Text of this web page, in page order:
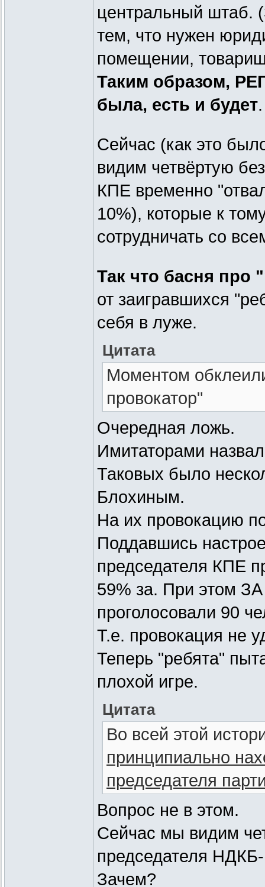
центральный штаб.
тем, что нужен
помещении,
Таким образом,
была, есть и будет.
Сейчас (как это
видим четвёртую
КПЕ временно
10%), которые к
сотрудничать со
Так что басня про
от заигравшихся
себя в луже.
Цитата
Моментом
провокатор"
Очередная ложь.
Имитаторами
Таковых было
Блохиным.
На их провокацию
Поддавшись
председателя КПЕ
59% за. При этом
проголосовали 90
Т.е. провокация не
Теперь "ребята"
плохой игре.
Цитата
Во всей этой
принципиально
председателя
Вопрос не в этом.
Сейчас мы видим
председателя
Зачем?